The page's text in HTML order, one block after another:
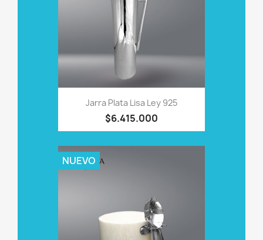
Jarra Plata Lisa Ley 925
$6.415.000
NUEVO